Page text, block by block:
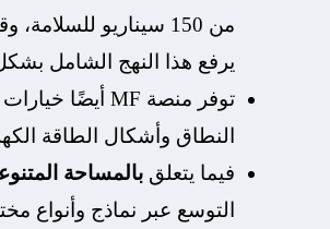
يرفع هذا النهج الشامل بشكل
توفر منصة MF أيضًا خيارات
النطاق وأشكال الطاقة
فيما يتعلقبالمساحة